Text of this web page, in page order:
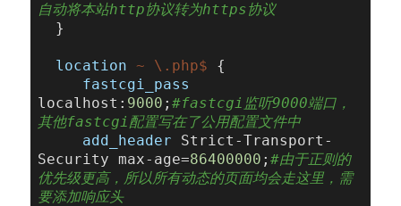
自动将本站http协议转为https协议
location ~ \.php$ {
fastcgi_pass
localhost: 9000 ;#fastcgi监听9000端口，
其他fastcgi配置写在了公用配置文件中
add_header Strict-Transport-
Security max-age=86400000 ;#由于正则的
优先级更高，所以所有动态的页面均会走这里，需
要添加响应头